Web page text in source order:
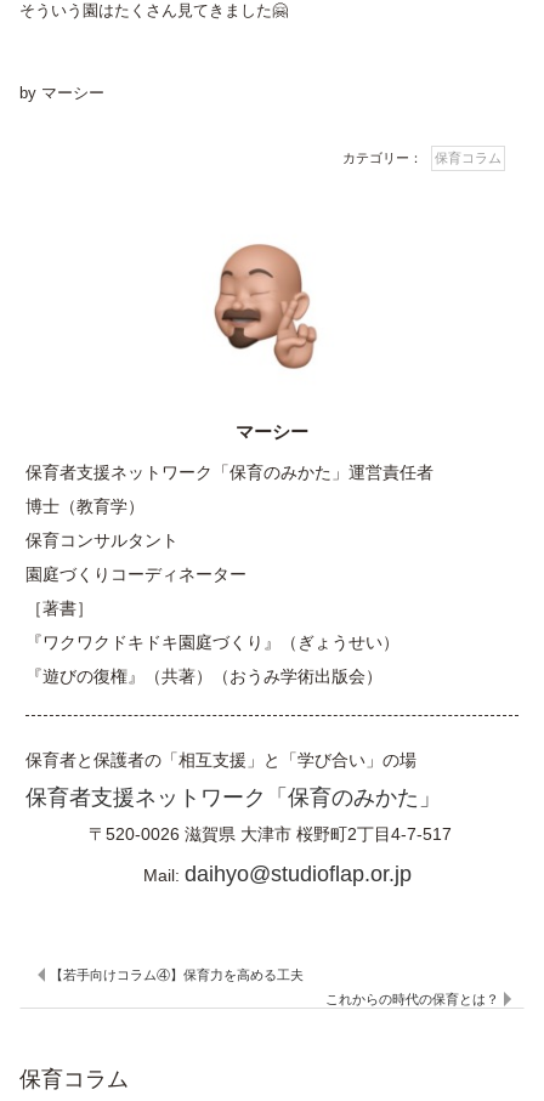
そういう園はたくさん見てきました🤗
by マーシー
カテゴリー： 保育コラム
マーシー
保育者支援ネットワーク「保育のみかた」運営責任者
博士（教育学）
保育コンサルタント
園庭づくりコーディネーター
［著書］
『ワクワクドキドキ園庭づくり』（ぎょうせい）
『遊びの復権』（共著）（おうみ学術出版会）
保育者と保護者の「相互支援」と「学び合い」の場
保育者支援ネットワーク「保育のみかた」
〒520-0026 滋賀県 大津市 桜野町2丁目4-7-517
Mail: daihyo@studioflap.or.jp
【若手向けコラム④】保育力を高める工夫
これからの時代の保育とは？
保育コラム